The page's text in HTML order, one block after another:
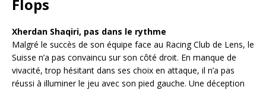
Flops
Xherdan Shaqiri, pas dans le rythme
Malgré le succès de son équipe face au Racing Club de Lens, le
Suisse n’a pas convaincu sur son côté droit. En manque de
vivacité, trop hésitant dans ses choix en attaque, il n’a pas
réussi à illuminer le jeu avec son pied gauche. Une déception